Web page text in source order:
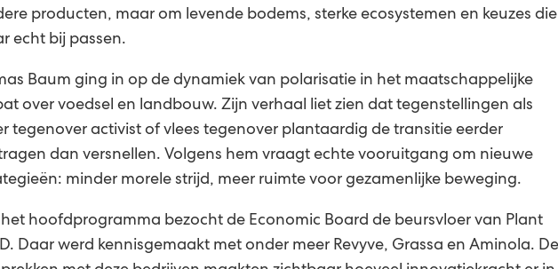
producten, maar om levende bodems, sterke ecosystemen en keuzes die
echt bij passen.
Baum ging in op de dynamiek van polarisatie in het maatschappelijke
over voedsel en landbouw. Zijn verhaal liet zien dat tegenstellingen als
tegenover activist of vlees tegenover plantaardig de transitie eerder
dan versnellen. Volgens hem vraagt echte vooruitgang om nieuwe
minder morele strijd, meer ruimte voor gezamenlijke beweging.
hoofdprogramma bezocht de Economic Board de beursvloer van Plant
Daar werd kennisgemaakt met onder meer Revyve, Grassa en Aminola. De